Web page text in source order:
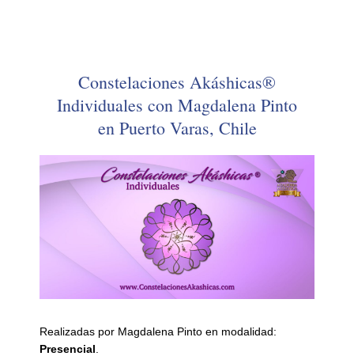
Constelaciones Akáshicas®
Individuales con Magdalena Pinto
en Puerto Varas, Chile
Realizadas por Magdalena Pinto en modalidad:
Presencial